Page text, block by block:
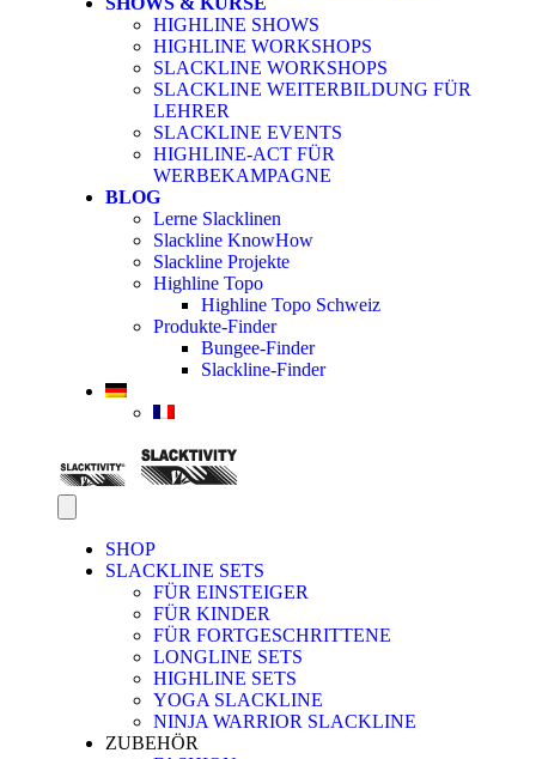
HIGHLINE SHOWS
HIGHLINE WORKSHOPS
SLACKLINE WORKSHOPS
SLACKLINE WEITERBILDUNG FÜR
LEHRER
SLACKLINE EVENTS
HIGHLINE-ACT FÜR
WERBEKAMPAGNE
BLOG
Lerne Slacklinen
Slackline KnowHow
Slackline Projekte
Highline Topo
Highline Topo Schweiz
Produkte-Finder
Bungee-Finder
Slackline-Finder
SHOP
SLACKLINE SETS
FÜR EINSTEIGER
FÜR KINDER
FÜR FORTGESCHRITTENE
LONGLINE SETS
HIGHLINE SETS
YOGA SLACKLINE
NINJA WARRIOR SLACKLINE
ZUBEHÖR